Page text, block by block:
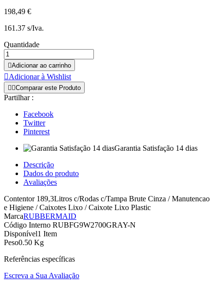
198,49 €
161.37 s/Iva.
Quantidade
Adicionar ao carrinho
Adicionar à Wishlist
 Comparar este Produto
Partilhar :
Facebook
Twitter
Pinterest
Garantia Satisfação 14 dias
Descrição
Dados do produto
Avaliações
Contentor 189,3Litros c/Rodas c/Tampa Brute Cinza / Manutencao
e Higiene / Caixotes Lixo / Caixote Lixo Plastic
MarcaRUBBERMAID
Código Interno RUBFG9W2700GRAY-N
Disponível1 Item
Peso0.50 Kg
Referências específicas
Escreva a Sua Avaliação